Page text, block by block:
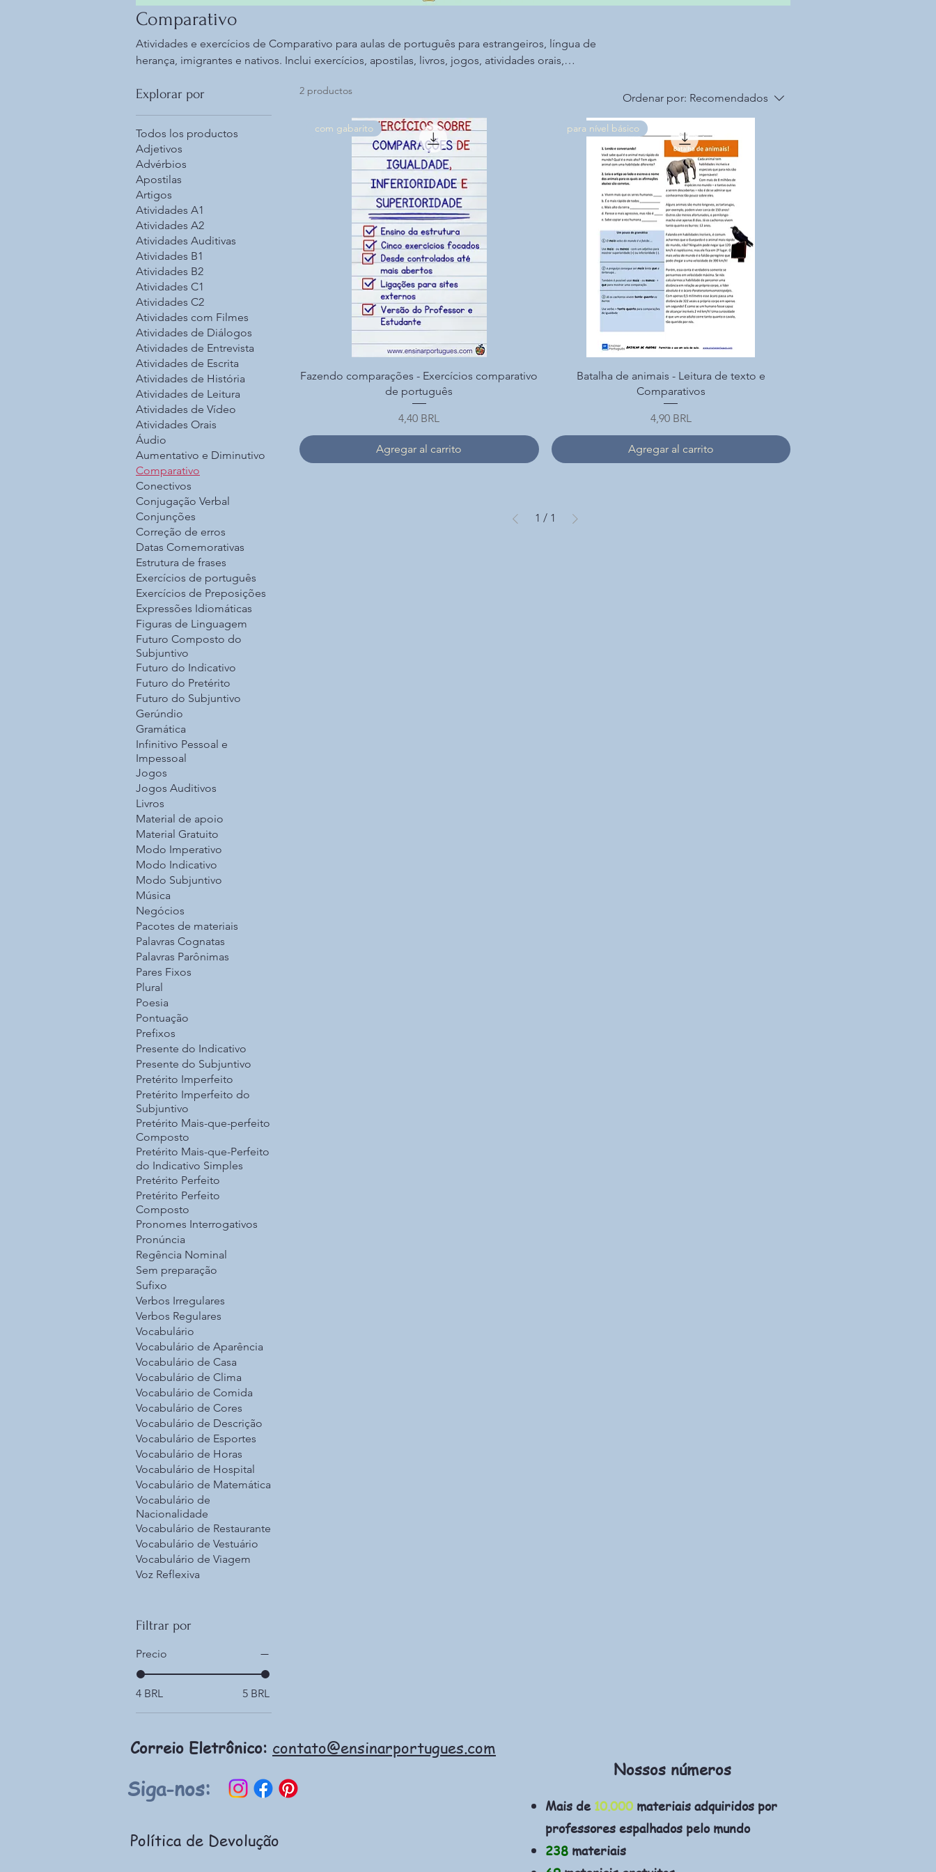
Comparativo
Atividades e exercícios de Comparativo para aulas de português para estrangeiros, língua de
herança, imigrantes e nativos. Inclui exercícios, apostilas, livros, jogos, atividades orais,
Explorar por
Todos los productos
Adjetivos
Advérbios
Apostilas
Artigos
Atividades A1
Atividades A2
Atividades Auditivas
Atividades B1
Atividades B2
Atividades C1
Atividades C2
Atividades com Filmes
Atividades de Diálogos
Atividades de Entrevista
Atividades de Escrita
Atividades de História
Atividades de Leitura
Atividades de Vídeo
Atividades Orais
Áudio
Aumentativo e Diminutivo
Comparativo
Conectivos
Conjugação Verbal
Conjunções
Correção de erros
Datas Comemorativas
Estrutura de frases
Exercícios de português
Exercícios de Preposições
Expressões Idiomáticas
Figuras de Linguagem
Futuro Composto do
Subjuntivo
Futuro do Indicativo
Futuro do Pretérito
Futuro do Subjuntivo
Gerúndio
Gramática
Infinitivo Pessoal e
Impessoal
Jogos
Jogos Auditivos
Livros
Material de apoio
Material Gratuito
Modo Imperativo
Modo Indicativo
Modo Subjuntivo
Música
Negócios
Pacotes de materiais
Palavras Cognatas
Palavras Parônimas
Pares Fixos
Plural
Poesia
Pontuação
Prefixos
Presente do Indicativo
Presente do Subjuntivo
Pretérito Imperfeito
Pretérito Imperfeito do
Subjuntivo
Pretérito Mais-que-perfeito
Composto
Pretérito Mais-que-Perfeito
do Indicativo Simples
Pretérito Perfeito
Pretérito Perfeito
Composto
Pronomes Interrogativos
Pronúncia
Regência Nominal
Sem preparação
Sufixo
Verbos Irregulares
Verbos Regulares
Vocabulário
Vocabulário de Aparência
Vocabulário de Casa
Vocabulário de Clima
Vocabulário de Comida
Vocabulário de Cores
Vocabulário de Descrição
Vocabulário de Esportes
Vocabulário de Horas
Vocabulário de Hospital
Vocabulário de Matemática
Vocabulário de
Nacionalidade
Vocabulário de Restaurante
Vocabulário de Vestuário
Vocabulário de Viagem
Voz Reflexiva
Filtrar por
Precio
4 BRL 5 BRL
2 productos
Ordenar por: Recomendados
Vista rápida
com gabarito
Fazendo comparações - Exercícios comparativo
de português
Precio
4,40 BRL
Agregar al carrito
Vista rápida
para nível básico
Batalha de animais - Leitura de texto e
Comparativos
Precio
4,90 BRL
Agregar al carrito
1 / 1
Correio Eletrônico: contato@ensinarportugues.com
Siga-nos:
Política de Devolução
Nossos números
Mais de 10.000 materiais adquiridos por
professores espalhados pelo mundo
238 materiais